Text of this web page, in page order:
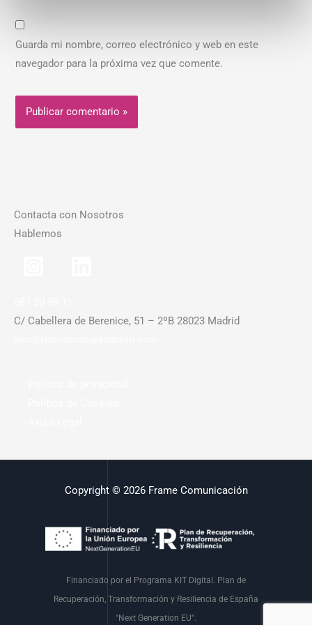
Guarda mi nombre, correo electrónico y web en este
navegador para la próxima vez que comente.
Contacta con Nosotros
Hablemos
C/ Cabellera de Berenice, 51 – 2ºB 28023 Madrid
Copyright © 2026 Frame Comunicación
Financiado por el Programa KIT Digital. Plan de
Recuperación, Transformación y Resiliencia de España
"Next Generation EU".